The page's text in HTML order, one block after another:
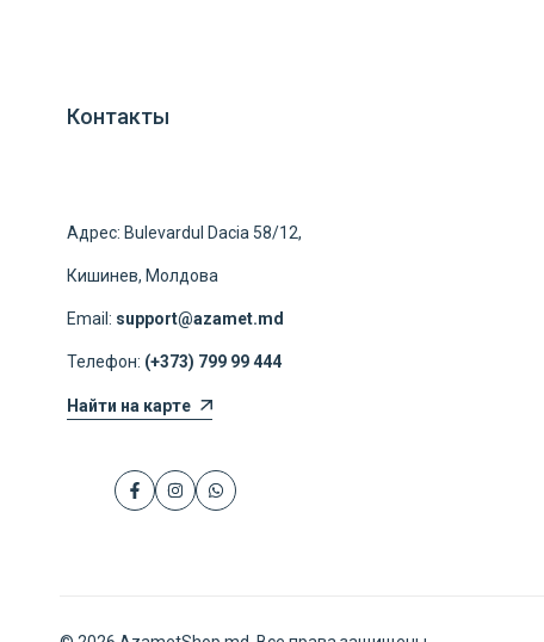
Контакты
Адрес: Bulevardul Dacia 58/12,
Кишинев, Молдова
Email: support@azamet.md
Телефон: (+373) 799 99 444
Найти на карте
FacebookInstagramWhatsApp